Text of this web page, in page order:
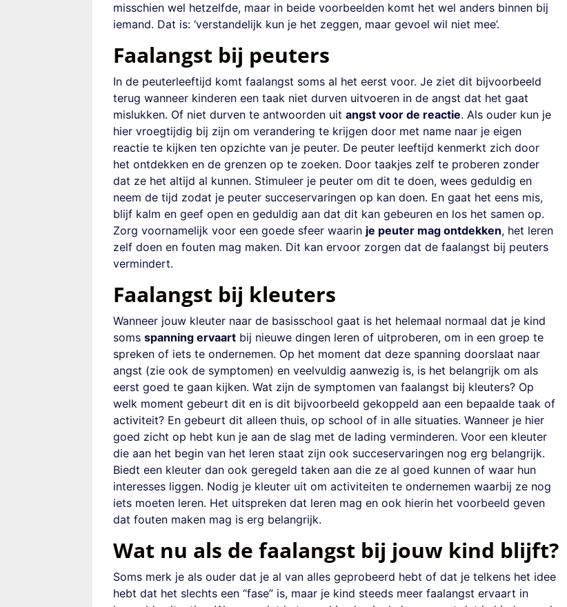
misschien wel hetzelfde, maar in beide voorbeelden komt het wel anders binnen bij
iemand. Dat is: ‘verstandelijk kun je het zeggen, maar gevoel wil niet mee’.
Faalangst bij peuters
In de peuterleeftijd komt faalangst soms al het eerst voor. Je ziet dit bijvoorbeeld
terug wanneer kinderen eentaak niet durven uitvoeren in de angst dat het gaat
mislukken. Of niet durven te antwoorden uitangst voor de reactie. Als ouder kun je
hier vroegtijdig bij zijn om verandering te krijgen door met name naar je eigen
reactie te kijken ten opzichte van je peuter. De peuter leeftijd kenmerkt zich door
hetontdekken en de grenzenop te zoeken. Door taakjes zelf te proberen zonder
dat ze het altijd al kunnen. Stimuleer je peuter om dit te doen, wees geduldig en
neem de tijd zodat je peuter succeservaringen op kan doen. En gaat het eens mis,
blijf kalm en geef open en geduldig aan dat dit kan gebeuren en los het samen op.
Zorg voornamelijk voor een goede sfeer waarin je peuter mag ontdekken, het leren
zelf doen en fouten mag maken. Dit kan ervoor zorgen dat de faalangst bij peuters
vermindert.
Faalangst bij kleuters
Wanneer jouw kleuter naar de basisschool gaat is het helemaal normaal dat je kind
somsspanning ervaart bij nieuwe dingen leren of uitproberen, om in een groep te
spreken of iets te ondernemen. Op het moment dat deze spanning doorslaat naar
angst (zie ook de symptomen) en veelvuldig aanwezig is, is het belangrijk omals
eerst goed te gaan kijken.Wat zijn de symptomen van faalangst bij kleuters? Op
welk moment gebeurt dit en is dit bijvoorbeeld gekoppeld aan een bepaalde taak of
activiteit? En gebeurt dit alleen thuis,op school of in alle situaties. Wanneer je hier
goed zicht op hebt kun je aan de slag met de lading verminderen. Voor een kleuter
die aan het begin van het leren staat zijn ook succeservaringen nog erg belangrijk.
Biedt een kleuter dan ook geregeld taken aan die ze al goed kunnen of waar hun
interesses liggen. Nodig je kleuter uit om activiteiten te ondernemen waarbij ze nog
iets moeten leren. Het uitspreken dat leren mag en ook hierin het voorbeeld geven
dat fouten maken mag is erg belangrijk.
Wat nu als de faalangst bij jouw kind blijft?
Soms merk je als ouder dat je al van alles geprobeerd hebt of dat je telkens het idee
hebt dat het slechts een “fase” is, maar je kind steeds meer faalangst ervaart in